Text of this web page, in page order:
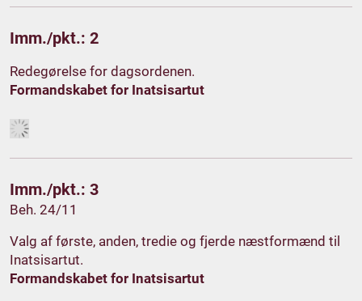
Imm./pkt.: 2
Redegørelse for dagsordenen.
Formandskabet for Inatsisartut
Imm./pkt.: 3
Beh. 24/11
Valg af første, anden, tredie og fjerde næstformænd til
Inatsisartut.
Formandskabet for Inatsisartut